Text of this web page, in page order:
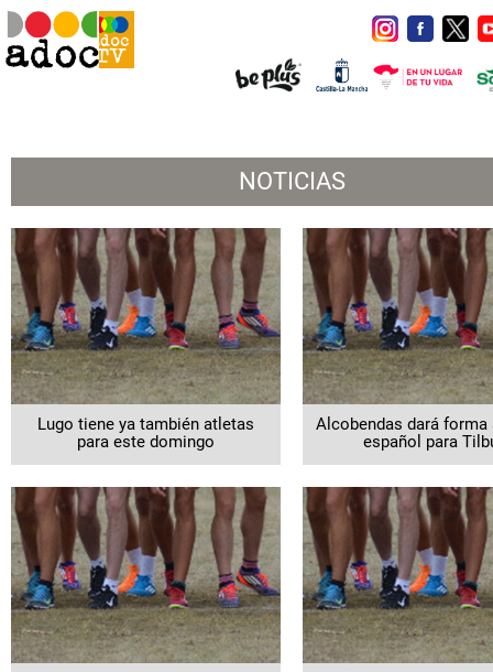
NOTICIAS
Lugo tiene ya también atletas
para este domingo
Alcobendas dará forma
español para